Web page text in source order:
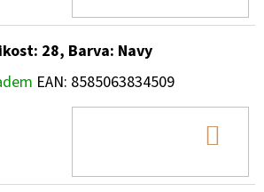
28, Barva: Navy
EAN: 8585063834509